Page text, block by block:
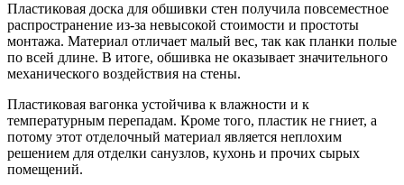
Пластиковая доска для обшивки стен получила повсеместное
распространение из-за невысокой стоимости и простоты
монтажа. Материал отличает малый вес, так как планки полые
по всей длине. В итоге, обшивка не оказывает значительного
механического воздействия на стены.
Пластиковая вагонка устойчива к влажности и к
температурным перепадам. Кроме того, пластик не гниет, а
потому этот отделочный материал является неплохим
решением для отделки санузлов, кухонь и прочих сырых
помещений.